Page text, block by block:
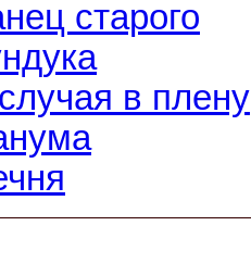
старого
в плену